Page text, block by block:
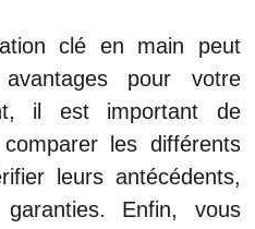
clé en main peut
pour votre
il est important de
les différents
leurs antécédents,
Enfin, vous